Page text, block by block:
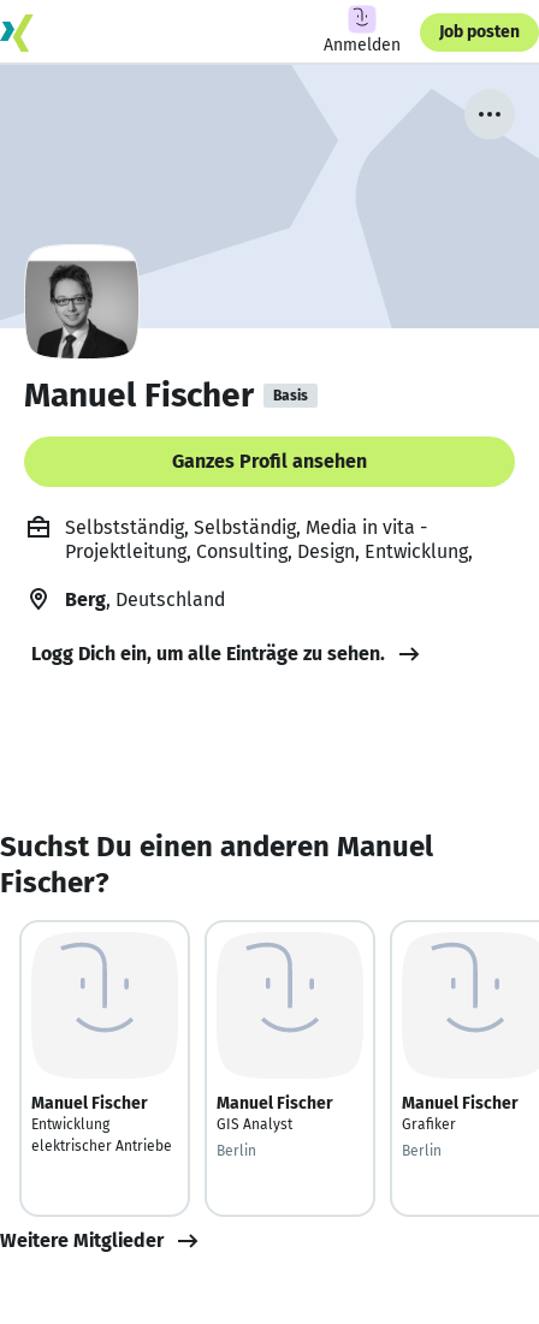
Anmelden
Job posten
Manuel Fischer Basis
Ganzes Profil ansehen
Selbstständig, Selbständig, Media in vita -
Projektleitung, Consulting, Design, Entwicklung,
Berg, Deutschland
Logg Dich ein, um alle Einträge zu sehen.
Suchst Du einen anderen Manuel
Fischer?
Manuel Fischer
Entwicklung
elektrischer Antriebe
Manuel Fischer
GIS Analyst
Berlin
Manuel Fischer
Grafiker
Berlin
Weitere Mitglieder